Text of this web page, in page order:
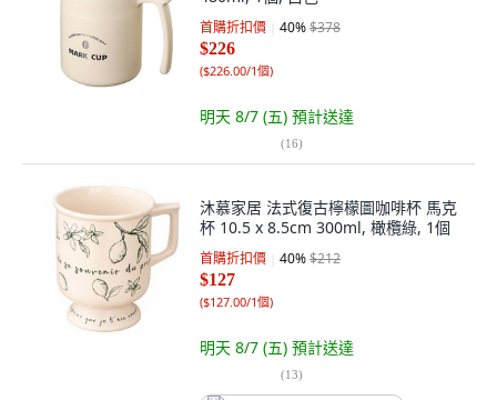
首購折扣價 40%$378
$226
($226.00/1個)
明天 8/7 (五) 預計送達
(16)
沐慕家居 法式復古檸檬圖咖啡杯 馬克
杯 10.5 x 8.5cm 300ml, 橄欖綠, 1個
首購折扣價 40%$212
$127
($127.00/1個)
明天 8/7 (五) 預計送達
(13)